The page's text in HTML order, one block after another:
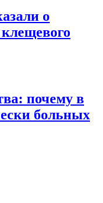
о
почему в
больных